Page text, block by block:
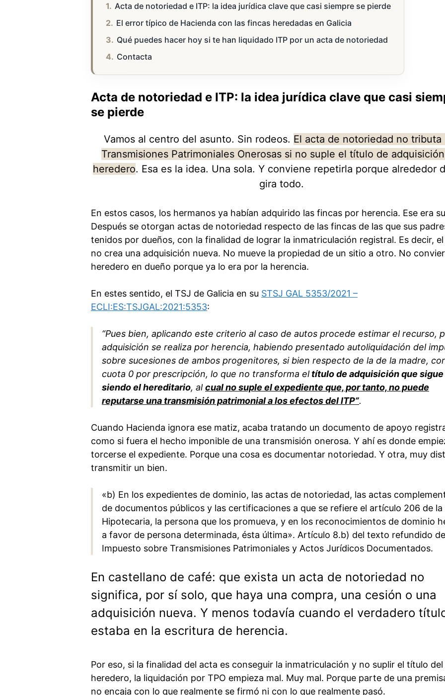
Acta de notoriedad e ITP: la idea jurídica clave que casi siempre se pierde
El error típico de Hacienda con las fincas heredadas en Galicia
Qué puedes hacer hoy si te han liquidado ITP por un acta de notoriedad
Contacta
Acta de notoriedad e ITP: la idea jurídica clave que casi
se pierde
Vamos al centro del asunto. Sin rodeos. El acta de notoriedad no tributa
Transmisiones Patrimoniales Onerosas si no suple el título de
heredero. Esa es la idea. Una sola. Y conviene repetirla porque alrededor
gira todo.
En estos casos, los hermanos ya habían adquirido las fincas por herencia. Ese era
Después se otorgan actas de notoriedad respecto de las fincas de las que sus
tenidos por dueños, con la finalidad de lograr la inmatriculación registral. Es decir,
no crea una adquisición nueva. No mueve la propiedad de un sitio a otro. No
heredero en dueño porque ya lo era por la herencia.
En estes sentido, el TSJ de Galicia en su STSJ GAL 5353/2021 –
ECLI:ES:TSJGAL:2021:5353:
“Pues bien, aplicando este criterio al caso de autos procede estimar el recurso,
adquisición se realiza por herencia, habiendo presentado autoliquidación del
sobre sucesiones de ambos progenitores, si bien respecto de la de la madre,
cuota 0 por prescripción, lo que no transforma eltítulo de adquisición que sigue
siendo el hereditario, alcual no suple el expediente que, por tanto, no puede
reputarse una transmisión patrimonial a los efectos del ITP”.
Cuando Hacienda ignora ese matiz, acaba tratando un documento de apoyo
como si fuera el hecho imponible de una transmisión onerosa. Y ahí es donde
torcerse el expediente. Porque una cosa es documentar notoriedad. Y otra, muy
transmitir un bien.
«b) En los expedientes de dominio, las actas de notoriedad, las actas
de documentos públicos y las certificaciones a que se refiere el artículo 206 de la
Hipotecaria, la persona que los promueva, y en los reconocimientos de dominio
a favor de persona determinada, ésta última». Artículo 8.b) del texto refundido
Impuesto sobre Transmisiones Patrimoniales y Actos Jurídicos Documentados.
En castellano de café: que exista un acta de notoriedad no
significa, por sí solo, que haya una compra, una cesión o una
adquisición nueva. Y menos todavía cuando el verdadero
estaba en la escritura de herencia.
Por eso, si la finalidad del acta es conseguir la inmatriculación y no suplir el título del
heredero, la liquidación por TPO empieza mal. Muy mal. Porque parte de una
no encaja con lo que realmente se firmó ni con lo que realmente pasó.